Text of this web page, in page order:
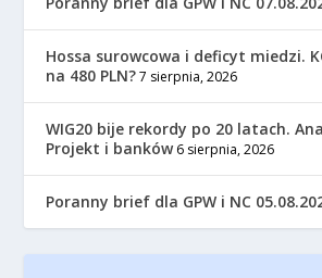
Hossa surowcowa i deficyt miedzi.
na 480 PLN? 7 sierpnia, 2026
WIG20 bije rekordy po 20 latach.
Projekt i banków 6 sierpnia, 2026
Poranny brief dla GPW i NC